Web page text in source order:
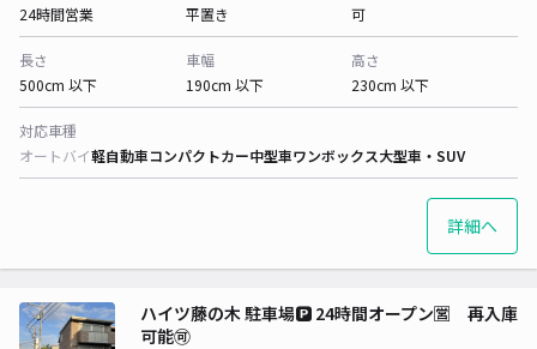
24時間営業
平置き
可
長さ
500cm 以下
車幅
190cm 以下
高さ
230cm 以下
対応車種
オートバイ軽自動車コンパクトカー中型車ワンボックス大型車・SUV
詳細へ
ハイツ藤の木 駐車場🅿️ 24時間オープン🈺 再入庫
可能🉑